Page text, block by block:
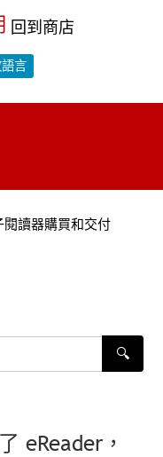
回到商店
言
閱讀器購買和交付
🔍
eReader，